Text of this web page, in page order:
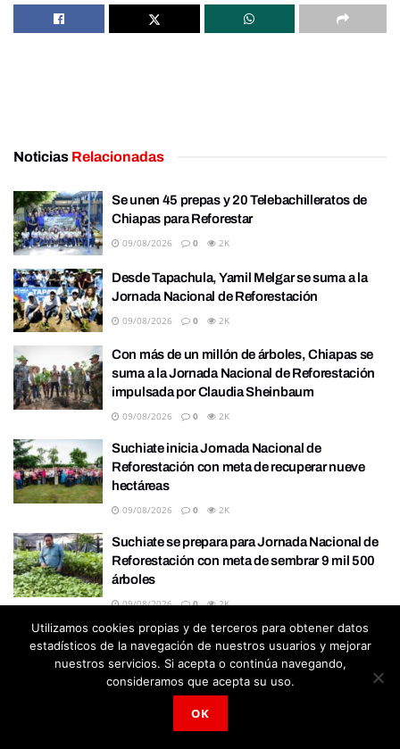
Noticias Relacionadas
Se unen 45 prepas y 20 Telebachilleratos de
Chiapas para Reforestar
09/08/2026 0 2K
Desde Tapachula, Yamil Melgar se suma a la
Jornada Nacional de Reforestación
09/08/2026 0 2K
Con más de un millón de árboles, Chiapas se
suma a la Jornada Nacional de Reforestación
impulsada por Claudia Sheinbaum
09/08/2026 0 2K
Suchiate inicia Jornada Nacional de
Reforestación con meta de recuperar nueve
hectáreas
09/08/2026 0 2K
Suchiate se prepara para Jornada Nacional de
Reforestación con meta de sembrar 9 mil 500
árboles
09/08/2026 0 2K
Capacita Ayuntamiento de Tapachula a
personal contra la violencia hacia las mujeres.
08/08/2026 0 2K
Utilizamos cookies propias y de terceros para obtener datos
estadísticos de la navegación de nuestros usuarios y mejorar
nuestros servicios. Si acepta o continúa navegando,
consideramos que acepta su uso.
OK